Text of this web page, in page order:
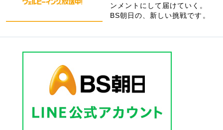
ンメントにして届けていく。
BS朝日の、新しい挑戦です。